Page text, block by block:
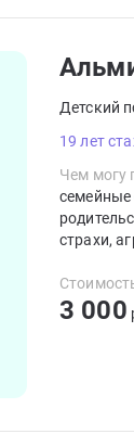
Детский
19 лет
Чем могу
семейные
страхи,
3 000